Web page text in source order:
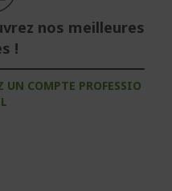
nos meilleures
!
UN COMPTE PROFESSIO